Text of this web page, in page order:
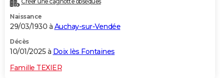
Naissance
29/03/1930 à Auchay-sur-Vendée
Décès
10/01/2025 à Doix lès Fontaines
Famille TEXIER